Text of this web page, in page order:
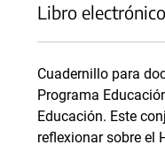
Libro electrónico
Cuadernillo para
Programa
Educación. Este
reflexionar sobre el